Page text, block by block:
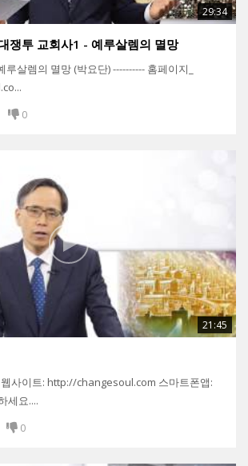
29:34
쟁투 교회사1 - 예루살렘의 멸망
살렘의 멸망 (박요단) ---------- 홈페이지_
0
21:45
사이트: http://changesoul.com 스마트폰앱:
세요....
0